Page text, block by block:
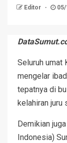
Editor 05/
Seluruh umat
mengelar
tepatnya di
kelahiran juru
Demikian
Indonesia)